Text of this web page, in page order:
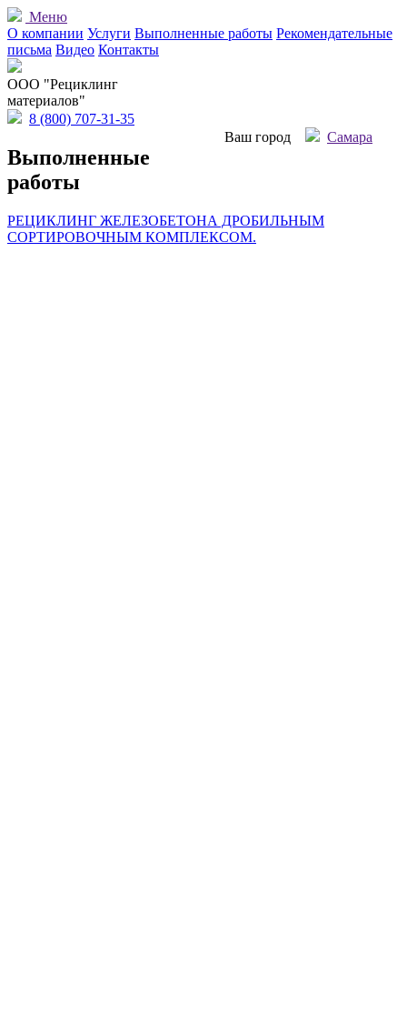
Меню
О компании Услуги Выполненные работы Рекомендательные
письма Видео Контакты
OOO "Рециклинг
материалов"
8 (800) 707-31-35
Ваш город
Самара
Выполненные
работы
РЕЦИКЛИНГ ЖЕЛЕЗОБЕТОНА ДРОБИЛЬНЫМ
СОРТИРОВОЧНЫМ КОМПЛЕКСОМ.